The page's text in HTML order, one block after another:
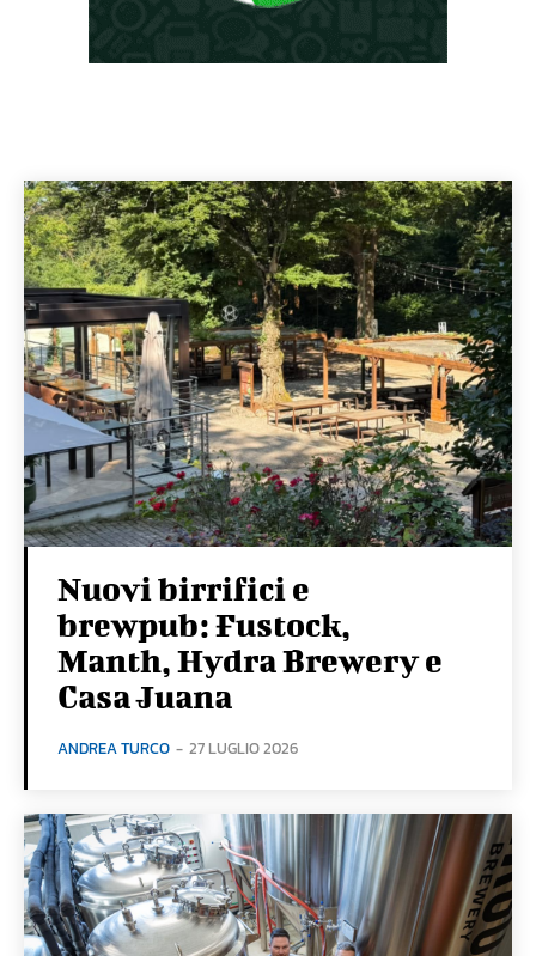
Nuovi birrifici e
brewpub: Fustock,
Manth, Hydra Brewery e
Casa Juana
ANDREA TURCO - 27 LUGLIO 2026